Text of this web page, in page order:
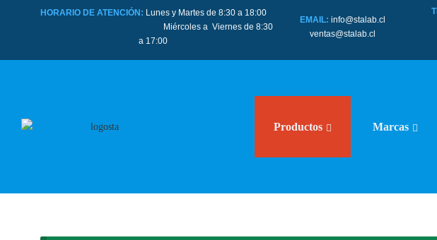
HORARIO DE ATENCIÓN: Lunes y Martes de 8:30 a 18:00
Miércoles a Viernes de 8:30
a 17:00
EMAIL:info@stalab.cl
ventas@stalab.cl
Productos Marcas